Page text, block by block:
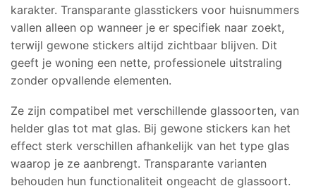
karakter. Transparante glasstickers voor huisnummers
vallen alleen op wanneer je er specifiek naar zoekt,
terwijl gewone stickers altijd zichtbaar blijven. Dit
geeft je woning een nette, professionele uitstraling
zonder opvallende elementen.
Ze zijn compatibel met verschillende glassoorten, van
helder glas tot mat glas. Bij gewone stickers kan het
effect sterk verschillen afhankelijk van het type glas
waarop je ze aanbrengt. Transparante varianten
behouden hun functionaliteit ongeacht de glassoort.